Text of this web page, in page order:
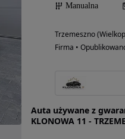
Manualna
Trzemeszno
Firma •
Auta używane z
KLONOWA 11 -